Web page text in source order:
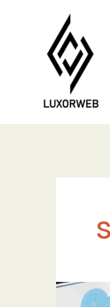
content